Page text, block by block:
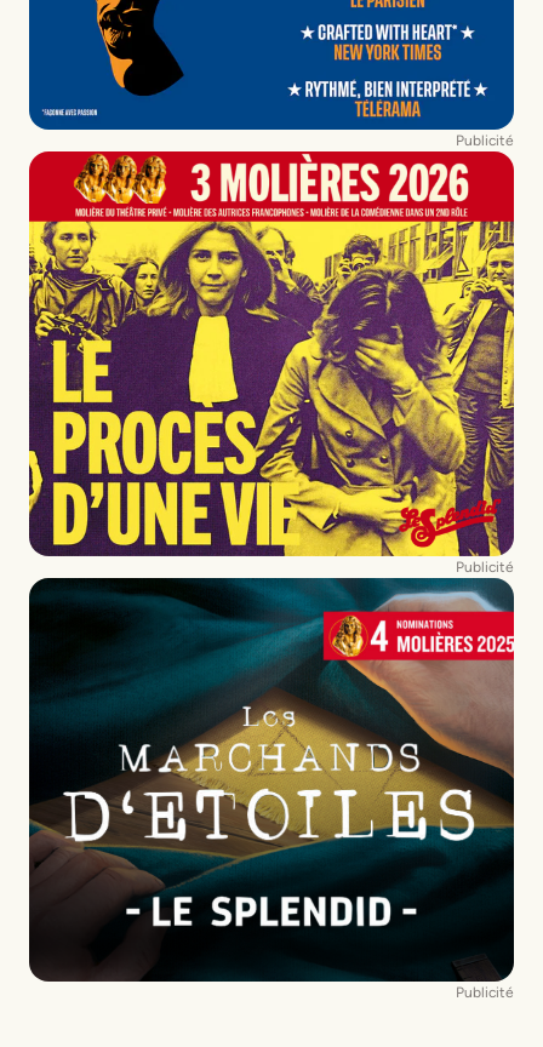
Publicité
Publicité
Publicité